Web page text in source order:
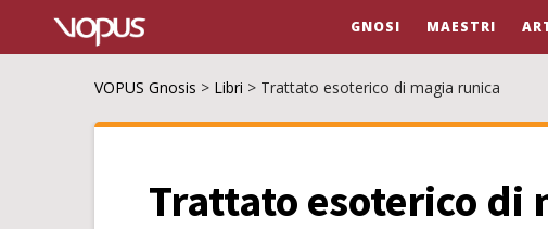
GNOSI MAESTRI
VOPUS Gnosis > Libri > Trattato esoterico di magia runica
Trattato esoterico di